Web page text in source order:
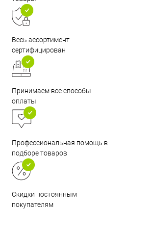
Весь ассортимент
сертифицирован
Принимаем все способы
оплаты
Профессиональная помощь в
подборе товаров
Скидки постоянным
покупателям